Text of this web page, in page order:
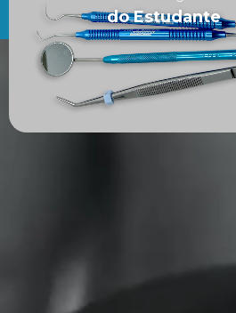
do Estudante